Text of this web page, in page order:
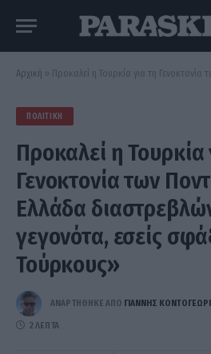
Αρχική » Προκαλεί η Τουρκία για τη Γενοκτονία των Ποντίων: «Η Ελλάδα
ΠΟΛΙΤΙΚΉ
Προκαλεί η Τουρκία
Γενοκτονία των
Ελλάδα
γεγονότα, εσείς
Τούρκους»
ΑΝΑΡΤΗΘΗΚΕ ΑΠΟ ΓΙΆΝΝΗΣ
2 ΛΕΠΤΆ